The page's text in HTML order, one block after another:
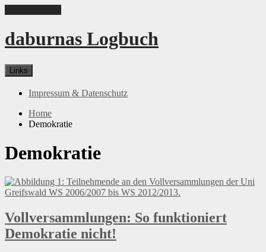
daburnas Logbuch
Links
Impressum & Datenschutz
Home
Demokratie
Demokratie
Vollversammlungen: So funktioniert
Demokratie nicht!